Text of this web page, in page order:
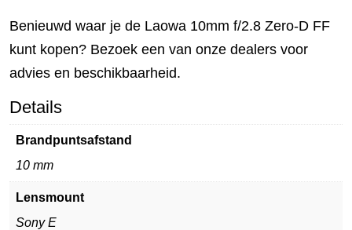
Benieuwd waar je de Laowa 10mm f/2.8 Zero-D FF
kunt kopen? Bezoek een van onze dealers voor
advies en beschikbaarheid.
Details
Brandpuntsafstand
10 mm
Lensmount
Sony E